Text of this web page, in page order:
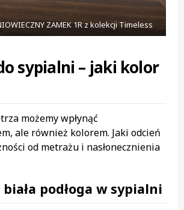
ZAMEK 1R z kolekcji Timeless
sypialni – jaki kolor
możemy wpłynąć
ale również kolorem. Jaki odcień
od metrażu i nasłonecznienia
biała podłoga w sypialni